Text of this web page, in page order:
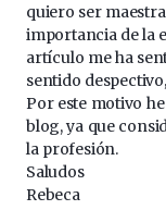
quiero ser
importancia de la
artículo me ha
sentido
Por este motivo
blog, ya que
la profesión.
Saludos
Rebeca